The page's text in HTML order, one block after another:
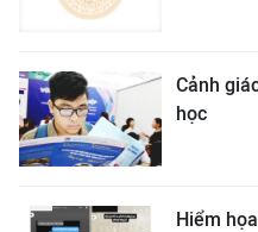
Cảnh
học
Hiểm